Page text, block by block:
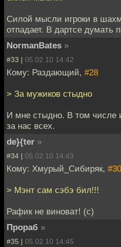
Силой мысли игроки в
отпадает. В дартсе думать
NormanBates »
#33 | 05.02.10 14:42
Кому: Раздающий, #28
> За мужиков стыдно
И мне стыдно. В том числе
за нас всех.
de}{ter »
#34 | 05.02.10 14:43
Кому: Хмурый_Сибиряк, #30
> Мэнт сам сэбэ бил!!!
Рафик не виноват! (с)
Прораб »
#35 | 05.02.10 14:45